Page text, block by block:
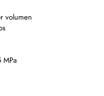
volumen
MPa